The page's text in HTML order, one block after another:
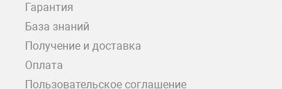
Гарантия
База знаний
Получение и доставка
Оплата
Пользовательское соглашение